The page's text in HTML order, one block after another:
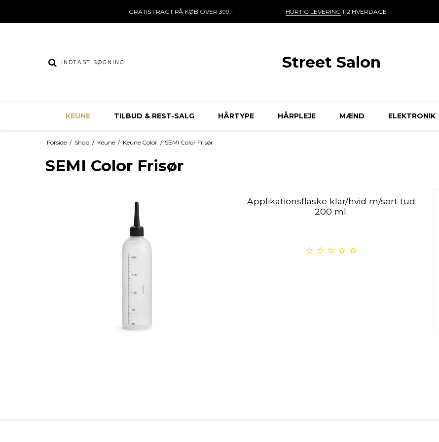
GRATIS FRAGT PÅ KØB OVER 399,- HURTIG LEVERING 1-2 HVERDAGE
Street Salon
KEUNE TILBUD & REST-SALG HÅRTYPE HÅRPLEJE MÆND ELEKTRONIK
Forside / Shop / Keune / Keune Color / SEMI Color Frisør
SEMI Color Frisør
Applikationsflaske klar/hvid m/sort tud
200 ml.